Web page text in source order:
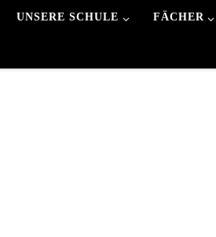
UNSERE SCHULE FÄCHER